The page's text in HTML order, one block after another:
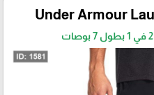
Under Armour